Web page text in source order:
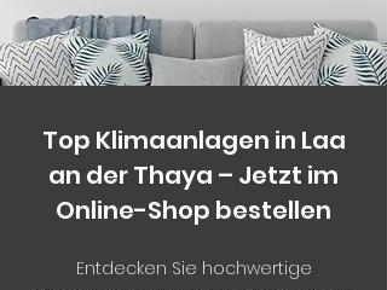
Top Klimaanlagen in Laa
an der Thaya – Jetzt im
Online-Shop bestellen
Entdecken Sie hochwertige